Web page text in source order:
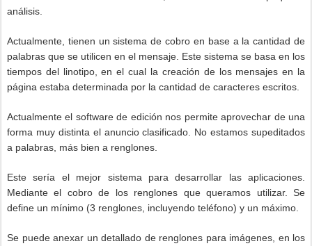
análisis.
Actualmente, tienen un sistema de cobro en base a la cantidad de
palabras que se utilicen en el mensaje. Este sistema se basa en los
tiempos del linotipo, en el cual la creación de los mensajes en la
página estaba determinada por la cantidad de caracteres escritos.
Actualmente el software de edición nos permite aprovechar de una
forma muy distinta el anuncio clasificado. No estamos supeditados
a palabras, más bien a renglones.
Este sería el mejor sistema para desarrollar las aplicaciones.
Mediante el cobro de los renglones que queramos utilizar. Se
define un mínimo (3 renglones, incluyendo teléfono) y un máximo.
Se puede anexar un detallado de renglones para imágenes, en los